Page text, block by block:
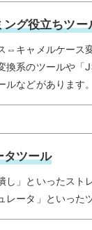
ング役立ちツー
⇔キャメルケース
換系のツールや「
ルなどがあります。
タツール
し」といったス
レータ」といった